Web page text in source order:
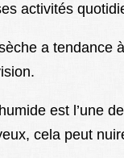
activités
a tendance
est l’une
cela peut